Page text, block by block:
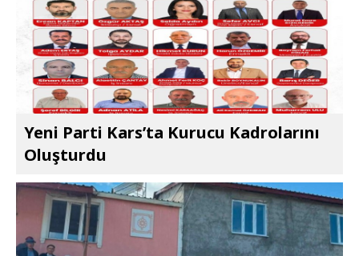
Yeni Parti Kars’ta Kurucu Kadrolarını
Oluşturdu